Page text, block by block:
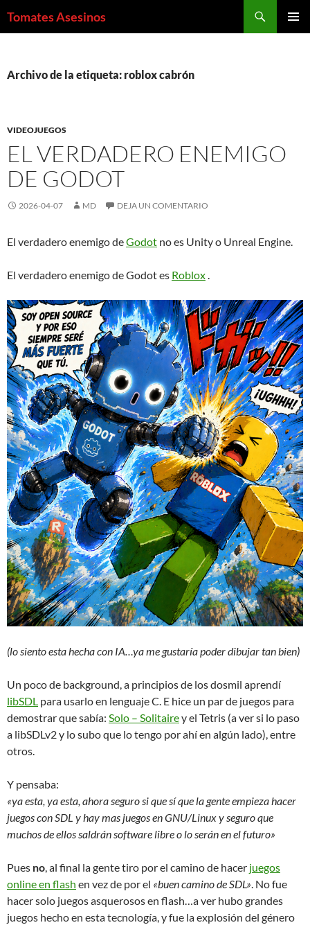
Tomates Asesinos
Archivo de la etiqueta: roblox cabrón
VIDEOJUEGOS
EL VERDADERO ENEMIGO
DE GODOT
2026-04-07 MD DEJA UN COMENTARIO
El verdadero enemigo deGodot no es Unity o Unreal Engine.
El verdadero enemigo de Godot es Roblox.
(lo siento esta hecha con IA…ya me gustaría poder dibujar tan bien)
Un poco de background, a principios de los dosmil aprendí
libSDL para usarlo en lenguaje C. E hice un par de juegos para
demostrar que sabía: Solo – Solitairey el Tetris (a ver si lo paso
a libSDLv2 y lo subo que lo tengo por ahí en algún lado), entre
otros.
Y pensaba:
«ya esta, ya esta, ahora seguro si que sí que la gente empieza hacer
juegos con SDL y hay mas juegos en GNU/Linux y seguro que
muchos de ellos saldrán software libre o lo serán en el futuro»
Pues no, al final la gente tiro por el camino de hacer juegos
online en flash en vez de por el «buen camino de SDL». No fue
hacer solo juegos asquerosos en flash…a ver hubo grandes
juegos hecho en esta tecnología, y fue la explosión del género